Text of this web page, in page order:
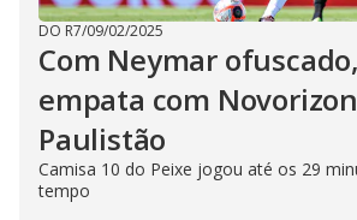
DO R7/09/02/2025
Com Neymar
empata com
Paulistão
Camisa 10 do Peixe jogou até os 29
tempo